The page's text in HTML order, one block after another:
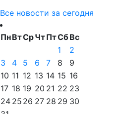
Все новости за сегодня
ПнВтСрЧтПтСбВс
1
2
3
4 5 6 7 8
9
10 11 12 13 14 15 16
17 18 19 20 21 22 23
24 25 26 27 28 29 30